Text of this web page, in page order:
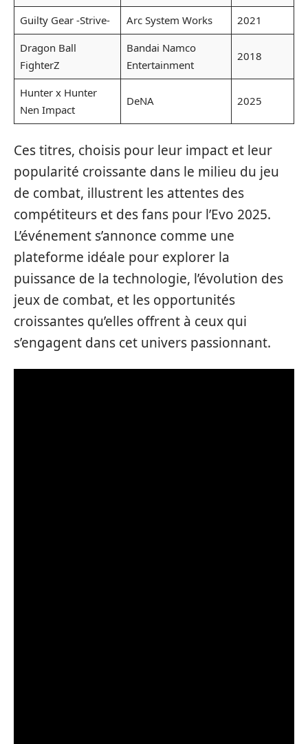
Guilty Gear -Strive- Arc System Works
2021
Dragon Ball
FighterZ
Bandai Namco
Entertainment
2018
Hunter x Hunter
Nen Impact
DeNA 2025
Ces titres, choisis pour leur impact et leur
popularité croissante dans le milieu du jeu
de combat, illustrent les attentes des
compétiteurs et des fans pour l’Evo 2025.
L’événement s’annonce comme une
plateforme idéale pour explorer la
puissance de la technologie, l’évolution des
jeux de combat, et les opportunités
croissantes qu’elles offrent à ceux qui
s’engagent dans cet univers passionnant.